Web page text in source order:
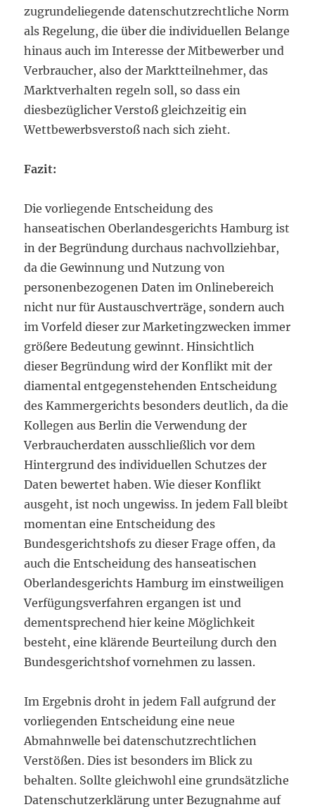
zugrundeliegende datenschutzrechtliche Norm
als Regelung, die über die individuellen Belange
hinaus auch im Interesse der Mitbewerber und
Verbraucher, also der Marktteilnehmer, das
Marktverhalten regeln soll, so dass ein
diesbezüglicher Verstoß gleichzeitig ein
Wettbewerbsverstoß nach sich zieht.
Fazit:
Die vorliegende Entscheidung des
hanseatischen Oberlandesgerichts Hamburg ist
in der Begründung durchaus nachvollziehbar,
da die Gewinnung und Nutzung von
personenbezogenen Daten im Onlinebereich
nicht nur für Austauschverträge, sondern auch
im Vorfeld dieser zur Marketingzwecken immer
größere Bedeutung gewinnt. Hinsichtlich
dieser Begründung wird der Konflikt mit der
diamental entgegenstehenden Entscheidung
des Kammergerichts besonders deutlich, da die
Kollegen aus Berlin die Verwendung der
Verbraucherdaten ausschließlich vor dem
Hintergrund des individuellen Schutzes der
Daten bewertet haben. Wie dieser Konflikt
ausgeht, ist noch ungewiss. In jedem Fall bleibt
momentan eine Entscheidung des
Bundesgerichtshofs zu dieser Frage offen, da
auch die Entscheidung des hanseatischen
Oberlandesgerichts Hamburg im einstweiligen
Verfügungsverfahren ergangen ist und
dementsprechend hier keine Möglichkeit
besteht, eine klärende Beurteilung durch den
Bundesgerichtshof vornehmen zu lassen.
Im Ergebnis droht in jedem Fall aufgrund der
vorliegenden Entscheidung eine neue
Abmahnwelle bei datenschutzrechtlichen
Verstößen. Dies ist besonders im Blick zu
behalten. Sollte gleichwohl eine grundsätzliche
Datenschutzerklärung unter Bezugnahme auf